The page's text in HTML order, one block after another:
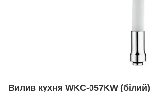
Вилив кухня WKC-057KW (білий)